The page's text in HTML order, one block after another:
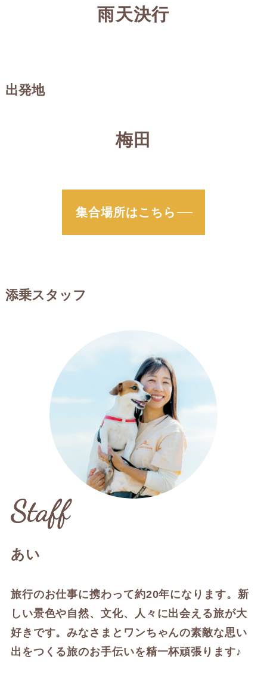
雨天決行
出発地
梅田
集合場所はこちら
添乗スタッフ
あい
旅行のお仕事に携わって約20年になります。新
しい景色や自然、文化、人々に出会える旅が大
好きです。みなさまとワンちゃんの素敵な思い
出をつくる旅のお手伝いを精一杯頑張ります♪